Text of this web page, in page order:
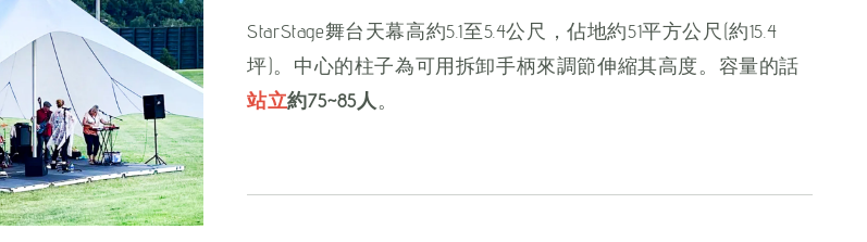
StarStage舞台天幕高約5.1至5.4公尺，佔地約51平方公尺(約15.4
坪)。中心的柱子為可用拆卸手柄來調節伸縮其高度。容量的話
站立約75~85人 。